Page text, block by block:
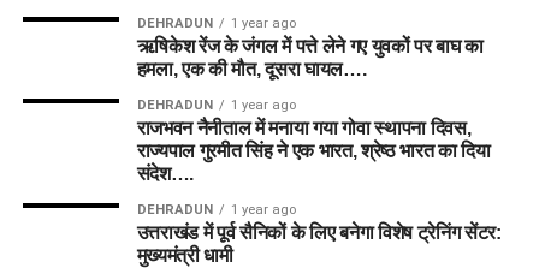
DEHRADUN 1 year ago
ऋषिकेश रेंज के जंगल में पत्ते लेने गए युवकों पर बाघ का
हमला, एक की मौत, दूसरा घायल….
DEHRADUN 1 year ago
राजभवन नैनीताल में मनाया गया गोवा स्थापना दिवस,
राज्यपाल गुरमीत सिंह ने एक भारत, श्रेष्ठ भारत का दिया
संदेश….
DEHRADUN 1 year ago
उत्तराखंड में पूर्व सैनिकों के लिए बनेगा विशेष ट्रेनिंग सेंटर:
मुख्यमंत्री धामी